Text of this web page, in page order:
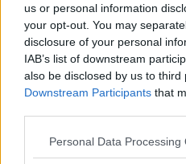
us or personal information
your opt-out. You may
disclosure of your personal
IAB’s list of downstream
also be disclosed by us to third
Downstream Participants that
Please note that this website/
Personal Data Processing